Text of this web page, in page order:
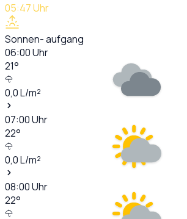
05:47Uhr
Sonnen- aufgang
06:00Uhr
21°
0,0L/m²
07:00Uhr
22°
0,0L/m²
08:00Uhr
22°